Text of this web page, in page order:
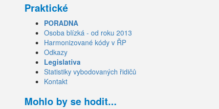
Praktické
PORADNA
Osoba blízká - od roku 2013
Harmonizované kódy v ŘP
Odkazy
Legislativa
Statistiky vybodovaných řidičů
Kontakt
Mohlo by se hodit...